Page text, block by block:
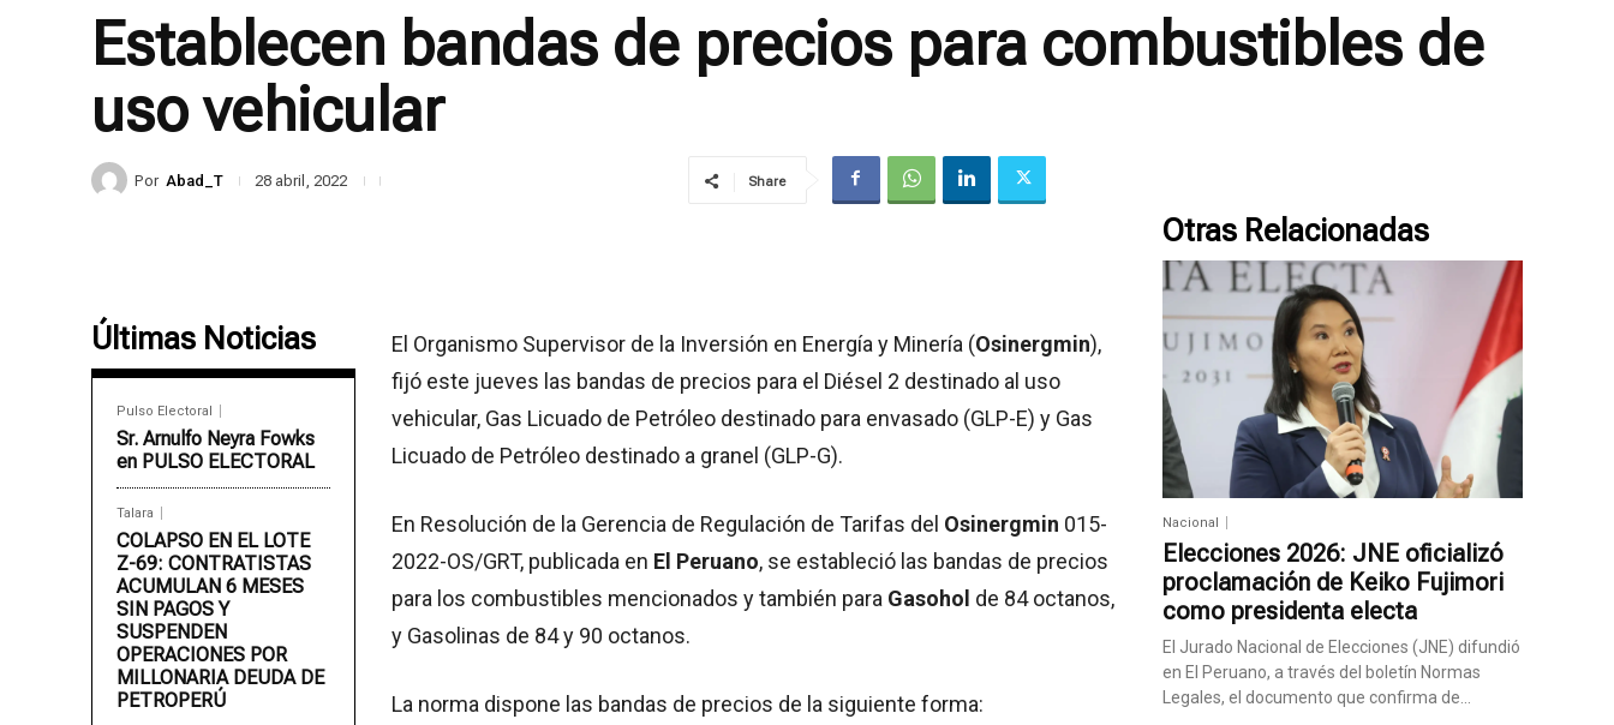
Establecen bandas de precios para combustibles de
uso vehicular
Por Abad_T 28 abril, 2022 Share
Últimas Noticias
Pulso Electoral
Sr. Arnulfo Neyra Fowks
en PULSO ELECTORAL
Talara
COLAPSO EN EL LOTE
Z-69: CONTRATISTAS
ACUMULAN 6 MESES
SIN PAGOS Y
SUSPENDEN
OPERACIONES POR
MILLONARIA DEUDA DE
PETROPERÚ
El Organismo Supervisor de la Inversión en Energía y Minería (Osinergmin),
fijó este jueves las bandas de precios para el Diésel 2 destinado al uso
vehicular, Gas Licuado de Petróleo destinado para envasado (GLP-E) y Gas
Licuado de Petróleo destinado a granel (GLP-G).
En Resolución de la Gerencia de Regulación de Tarifas del Osinergmin 015-
2022-OS/GRT, publicada en El Peruano, se estableció las bandas de precios
para los combustibles mencionados y también para Gasohol de 84 octanos,
y Gasolinas de 84 y 90 octanos.
La norma dispone las bandas de precios de la siguiente forma:
Otras Relacionadas
Nacional
Elecciones 2026: JNE oficializó
proclamación de Keiko Fujimori
como presidenta electa
El Jurado Nacional de Elecciones (JNE) difundió
en El Peruano, a través del boletín Normas
Legales, el documento que confirma de...